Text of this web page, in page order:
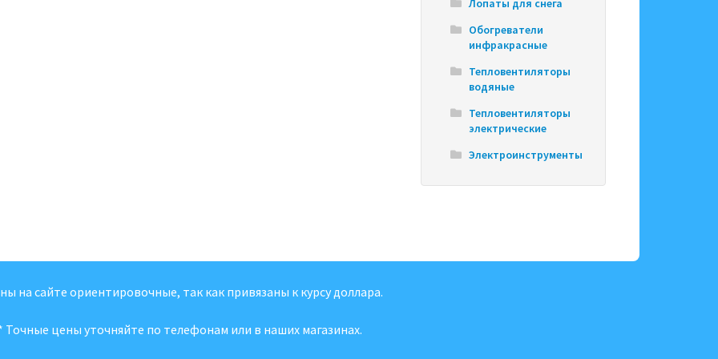
Лопаты для снега
Обогреватели
инфракрасные
Тепловентиляторы
водяные
Тепловентиляторы
электрические
Электроинструменты
на сайте ориентировочные, так как привязаны к курсу доллара.
Точные цены уточняйте по телефонам или в наших магазинах.